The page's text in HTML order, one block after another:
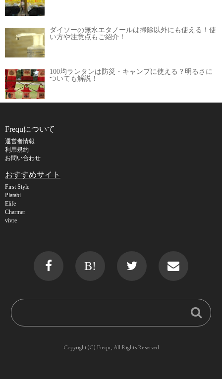
ダイソーの無水エタノールは掃除以外にも使える！使
い方や注意点もご紹介！
100均ランタンは防災・キャンプに使える？明るさに
ついても解説！
Frequについて
運営者情報
利用規約
お問い合わせ
おすすめサイト
First Style
Platabi
Elife
Charmer
vivre
B!
Copyright (C) Frequ, All Rights Reserved